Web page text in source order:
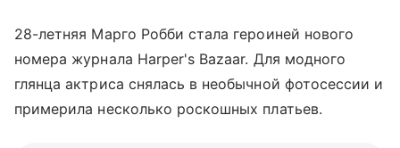
28-летняя Марго Робби стала героиней нового
номера журнала Harper's Bazaar. Для модного
глянца актриса снялась в необычной фотосессии и
примерила несколько роскошных платьев.